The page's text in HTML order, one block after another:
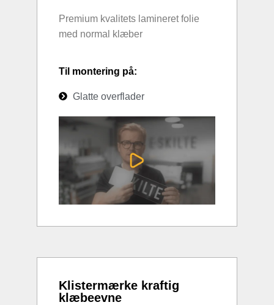
Premium kvalitets lamineret folie
med normal klæber
Til montering på:
Glatte overflader
Klistermærke kraftig
klæbeevne